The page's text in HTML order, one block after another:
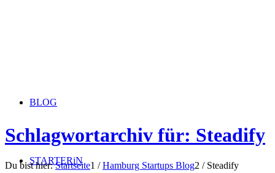
BLOG
STARTERiN
Schlagwortarchiv für: Steadify
Du bist hier: Startseite1 / Hamburg Startups Blog2 / Steadify